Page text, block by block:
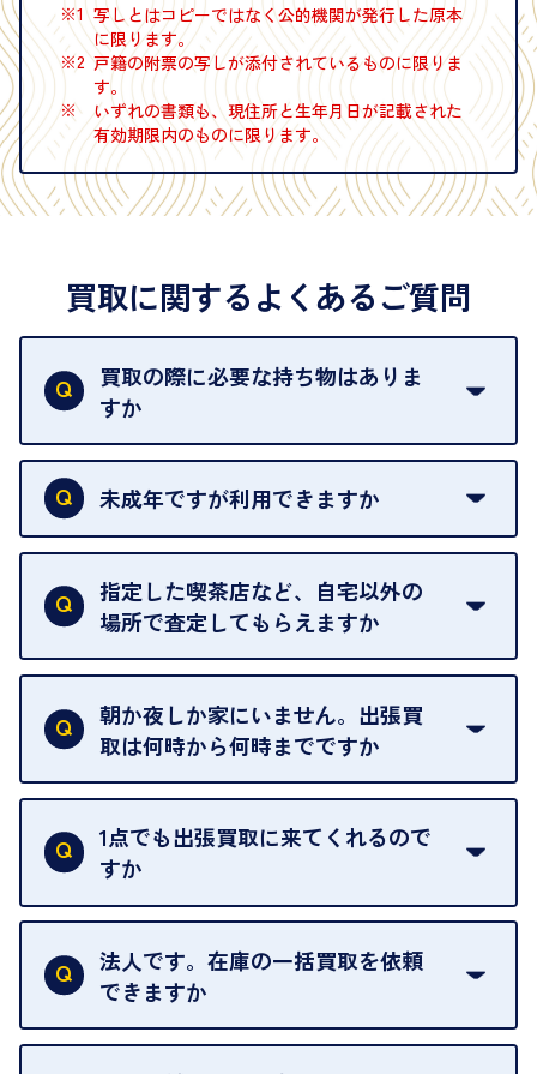
※1 写しとはコピーではなく公的機関が発行した原本
に限ります。
※2 戸籍の附票の写しが添付されているものに限りま
す。
※
いずれの書類も、現住所と生年月日が記載された
有効期限内のものに限ります。
買取に関するよくあるご質問
買取の際に必要な持ち物はありま
すか
本人確認書類をご用意ください。ご利用になれる書
類はこちらをご確認ください。
未成年ですが利用できますか
18歳未満の方は、保護者の同意があってもご利用い
ただけません。
指定した喫茶店など、自宅以外の
場所で査定してもらえますか
ご自宅以外での査定はお引き受けできません。ご指
定のお店や、ほかのお客様への迷惑となることが考
えられるためです。
朝か夜しか家にいません。出張買
取は何時から何時までですか
ご訪問可能時間は、10時から19時です。
ただし、お品物の種類や量によっては対応させてい
ただくことがあります。
1点でも出張買取に来てくれるので
すか
はい。1点でもお伺いします。
法人です。在庫の一括買取を依頼
できますか
はい。喜んで承ります。出張買取をご利用くださ